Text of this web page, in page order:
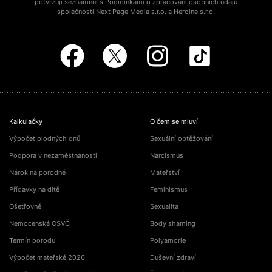
potvrzuji seznámení s Podmínkami o zpracování osobních údajů
společností Next Page Media s.r.o. a Heroine s.r.o.
Kalkulačky
Výpočet plodných dnů
Podpora v nezaměstnanosti
Nárok na porodné
Přídavky na dítě
Ošetřovné
Nemocenská OSVČ
Termín porodu
Výpočet mateřské 2026
O čem se mluví
Sexuální obtěžování
Narcismus
Mateřství
Feminismus
Sexualita
Body shaming
Polyamorie
Duševní zdraví